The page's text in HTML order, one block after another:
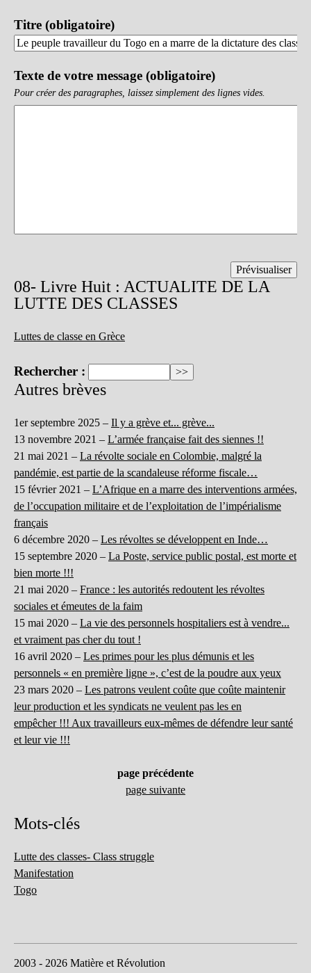
Titre (obligatoire)
Texte de votre message (obligatoire)
Pour créer des paragraphes, laissez simplement des lignes vides.
08- Livre Huit : ACTUALITE DE LA
LUTTE DES CLASSES
Luttes de classe en Grèce
Rechercher :
Autres brèves
1er septembre 2025 – Il y a grève et... grève...
13 novembre 2021 – L’armée française fait des siennes !!
21 mai 2021 – La révolte sociale en Colombie, malgré la
pandémie, est partie de la scandaleuse réforme fiscale…
15 février 2021 – L’Afrique en a marre des interventions armées,
de l’occupation militaire et de l’exploitation de l’impérialisme
français
6 décembre 2020 – Les révoltes se développent en Inde…
15 septembre 2020 – La Poste, service public postal, est morte et
bien morte !!!
21 mai 2020 – France : les autorités redoutent les révoltes
sociales et émeutes de la faim
15 mai 2020 – La vie des personnels hospitaliers est à vendre...
et vraiment pas cher du tout !
16 avril 2020 – Les primes pour les plus démunis et les
personnels « en première ligne », c’est de la poudre aux yeux
23 mars 2020 – Les patrons veulent coûte que coûte maintenir
leur production et les syndicats ne veulent pas les en
empêcher !!! Aux travailleurs eux-mêmes de défendre leur santé
et leur vie !!!
page précédente
page suivante
Mots-clés
Lutte des classes- Class struggle
Manifestation
Togo
2003 - 2026 Matière et Révolution